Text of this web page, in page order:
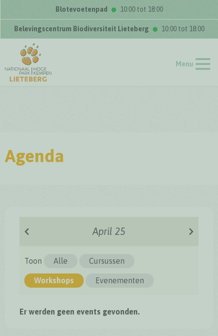
Blotevoetenpad 10:00 tot 18:00
Belevingscentrum Biodiversiteit Lieteberg 10:00 tot 18:00
Menu
Agenda
April 25
Toon Alle Cursussen
Workshops Evenementen
Er werden geen events gevonden.